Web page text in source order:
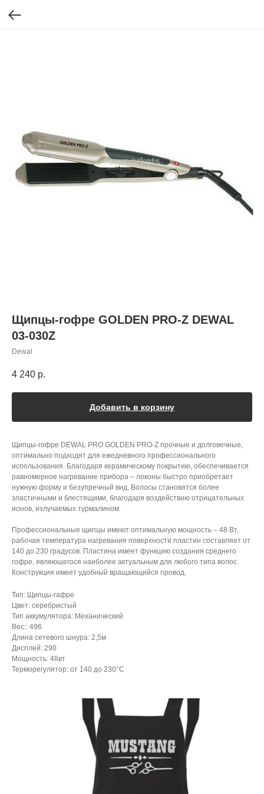
Щипцы-гофре GOLDEN PRO-Z DEWAL
03-030Z
Dewal
4 240 р.
Добавить в корзину
Щипцы-гофре DEWAL PRO GOLDEN PRO-Z прочные и долговечные,
оптимально подходят для ежедневного профессионального
использования. Благодаря керамическому покрытию, обеспечивается
равномерное нагревание прибора – локоны быстро приобретает
нужную форму и безупречный вид. Волосы становятся более
эластичными и блестящими, благодаря воздействию отрицательных
ионов, излучаемых турмалином.
Профессиональные щипцы имеют оптимальную мощность – 48 Вт,
рабочая температура нагревания поверхности пластин составляет от
140 до 230 градусов. Пластина имеет функцию создания среднего
гофре, являющегося наиболее актуальным для любого типа волос.
Конструкция имеет удобный вращающийся провод.
Тип: Щипцы-гафре
Цвет: серебристый
Тип аккумулятора: Механический
Вес:: 496
Длина сетевого шнура: 2,5м
Дисплей: 290
Мощность: 48вт
Терморегулятор: от 140 до 230°C